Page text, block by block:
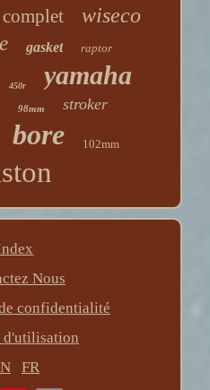
complet wiseco
gasket raptor
450r yamaha
98mm stroker
bore 102mm
Nous
confidentialité
d'utilisation
FR